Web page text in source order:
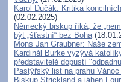
Karol Dučák: Kritika
(02.02.2025)
Německý biskup říká, že
být „šťastní“ bez Boha
Mons Jan Graubner: Naše
Kardinál Burke vyzývá
představitelé dopustí
Pastýřský list na prahu
Biskup Strickland a jáhen